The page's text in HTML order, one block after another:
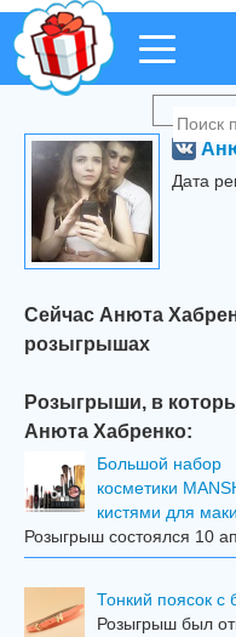
Дата
Сейчас Анюта
розыгрышах
Розыгрыши, в
Анюта Хабренко:
Большой набор
косметики
кистями для
Розыгрыш состоялся 10
Тонкий поясок с
Розыгрыш был